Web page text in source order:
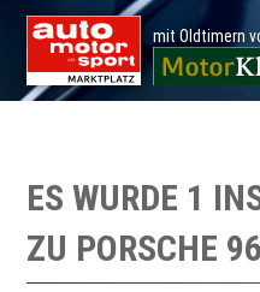
mit Oldtimern
ES WURDE 1
ZU PORSCHE